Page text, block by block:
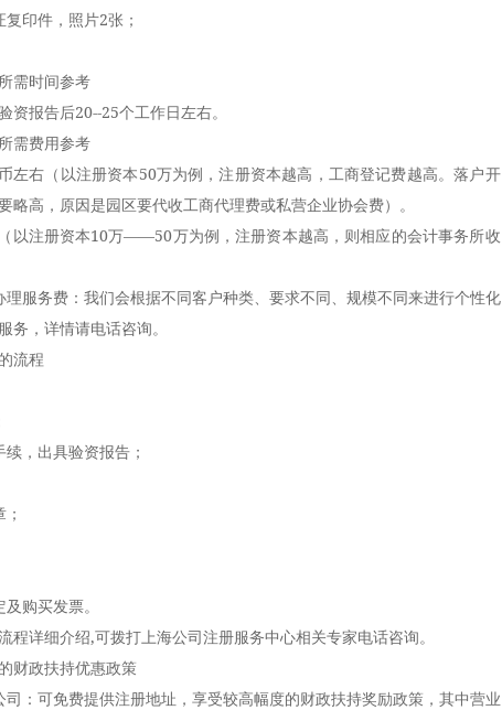
印件，照片2张；
需时间参考
报告后20--25个工作日左右。
需费用参考
右（以注册资本50万为例，注册资本越高，工商登记费越高。落户开
高，原因是园区要代收工商代理费或私营企业协会费）。
注册资本10万——50万为例，注册资本越高，则相应的会计事务所收
务费：我们会根据不同客户种类、要求不同、规模不同来进行个性化
务，详情请电话咨询。
流程
，出具验资报告；
购买发票。
详细介绍,可拨打上海公司注册服务中心相关专家电话咨询。
政扶持优惠政策
可免费提供注册地址，享受较高幅度的财政扶持奖励政策，其中营业